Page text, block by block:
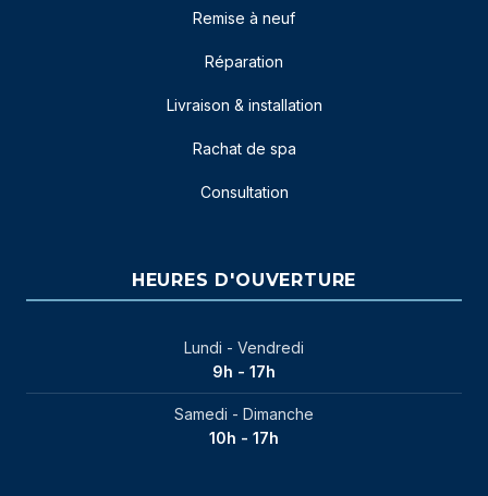
Remise à neuf
Réparation
Livraison & installation
Rachat de spa
Consultation
HEURES D'OUVERTURE
Lundi - Vendredi
9h - 17h
Samedi - Dimanche
10h - 17h